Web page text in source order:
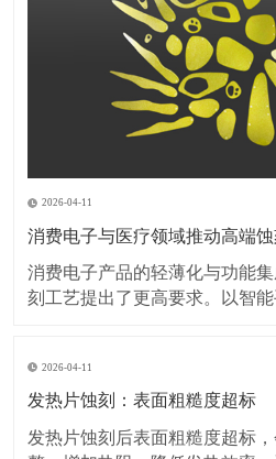
2026-04-11
消费电子与医疗领域推动高端
消费电子产品的轻薄化与功能
刻工艺提出了更高要求。以智
构加工。此外，可穿戴设备对金
增，蚀刻工艺与PVD镀膜、阳
2026-04-11
发热片蚀刻：表面粗糙度超标
发热片蚀刻后表面粗糙度超标